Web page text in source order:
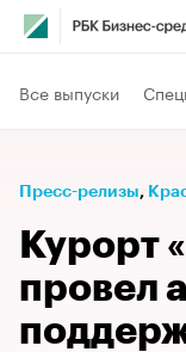
Все выпуски
Пресс-релизы⁠,
Курорт
провел